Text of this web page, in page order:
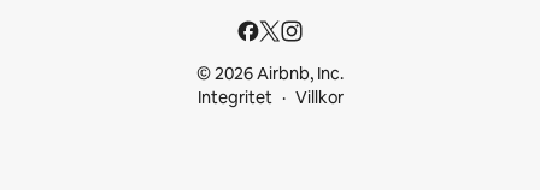
© 2026 Airbnb, Inc.
Integritet
Villkor